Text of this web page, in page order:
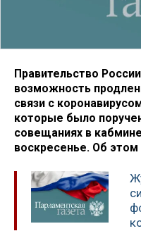
Правительство
возможность
связи с
которые было
совещаниях в
воскресенье. Об этом